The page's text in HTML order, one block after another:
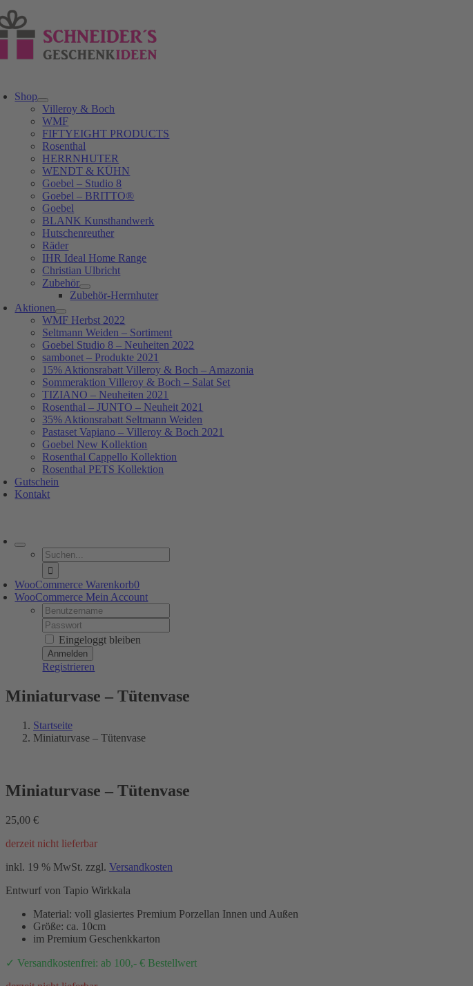
Zum
Inhalt
springen
Shop
Villeroy & Boch
WMF
FIFTYEIGHT PRODUCTS
Rosenthal
HERRNHUTER
WENDT & KÜHN
Goebel – Studio 8
Goebel – BRITTO®
Goebel
BLANK Kunsthandwerk
Hutschenreuther
Räder
IHR Ideal Home Range
Christian Ulbricht
Zubehör
Zubehör-Herrnhuter
Aktionen
WMF Herbst 2022
Seltmann Weiden – Sortiment
Goebel Studio 8 – Neuheiten 2022
sambonet – Produkte 2021
15% Aktionsrabatt Villeroy & Boch – Amazonia
Sommeraktion Villeroy & Boch – Salat Set
TIZIANO – Neuheiten 2021
Rosenthal – JUNTO – Neuheit 2021
35% Aktionsrabatt Seltmann Weiden
Pastaset Vapiano – Villeroy & Boch 2021
Goebel New Kollektion
Rosenthal Cappello Kollektion
Rosenthal PETS Kollektion
Gutschein
Kontakt
Suche
nach:
WooCommerce Warenkorb0
WooCommerce Mein Account
Username:
Password:
Eingeloggt bleiben
Registrieren
Miniaturvase – Tütenvase
Startseite
Miniaturvase – Tütenvase
Miniaturvase – Tütenvase
25,00 €
derzeit nicht lieferbar
inkl. 19 % MwSt. zzgl. Versandkosten
Entwurf von Tapio Wirkkala
Material: voll glasiertes Premium Porzellan Innen und Außen
Größe: ca. 10cm
im Premium Geschenkkarton
✓ Versandkostenfrei: ab 100,- € Bestellwert